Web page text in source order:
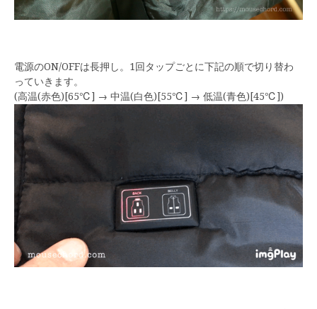
電源のON/OFFは長押し。1回タップごとに下記の順で切り替わ
っていきます。
(高温(赤色)[65℃] → 中温(白色)[55℃] → 低温(青色)[45℃])